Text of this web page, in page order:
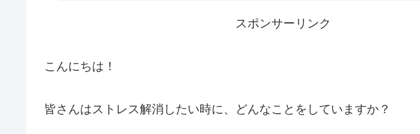
スポンサーリンク
こんにちは！
皆さんはストレス解消したい時に、どんなことをしていますか？